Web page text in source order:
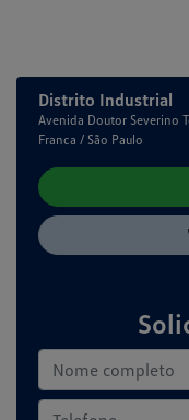
Distrito Industrial
Avenida Doutor Severino
Franca / São Paulo